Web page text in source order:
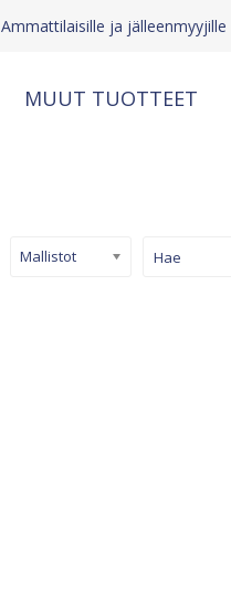
Ammattilaisille ja jälleenmyyjille
MUUT TUOTTEET
Mallistot